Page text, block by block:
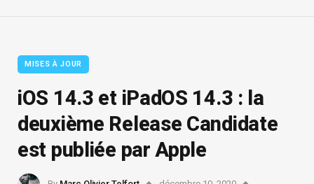
MISES À JOUR
iOS 14.3 et iPadOS 14.3 : la
deuxième Release Candidate
est publiée par Apple